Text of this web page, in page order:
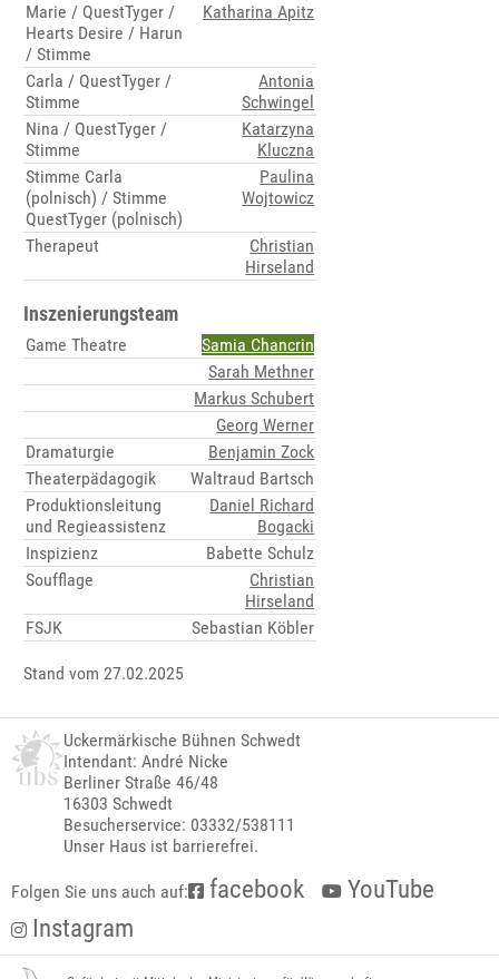
Marie / QuestTyger /
Hearts Desire / Harun
/ Stimme
Katharina Apitz
Carla / QuestTyger /
Stimme
Antonia
Schwingel
Nina / QuestTyger /
Stimme
Katarzyna
Kluczna
Stimme Carla
(polnisch) / Stimme
QuestTyger (polnisch)
Paulina
Wojtowicz
Therapeut
Christian
Hirseland
Inszenierungsteam
Game Theatre
Samia Chancrin
Sarah Methner
Markus Schubert
Georg Werner
Dramaturgie
Benjamin Zock
Theaterpädagogik
Waltraud Bartsch
Produktionsleitung
und Regieassistenz
Daniel Richard
Bogacki
Inspizienz
Babette Schulz
Soufflage
Christian
Hirseland
FSJK
Sebastian Köbler
Stand vom 27.02.2025
Uckermärkische Bühnen Schwedt
Intendant: André Nicke
Berliner Straße 46/48
16303 Schwedt
Besucherservice: 03332/538111
Unser Haus ist barrierefrei.
Folgen Sie uns auch auf: facebook
YouTube
Instagram